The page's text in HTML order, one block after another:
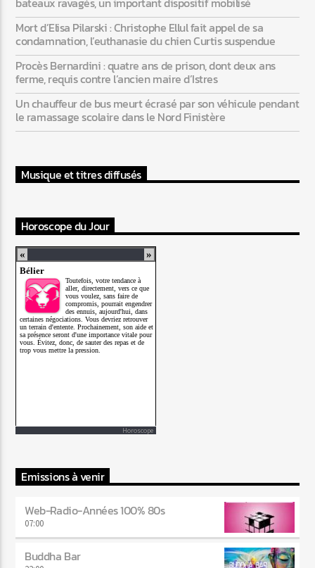
Mort d’Elisa Pilarski : Christophe Ellul fait appel de sa
condamnation, l’euthanasie du chien Curtis suspendue
Procès Bernardini : quatre ans de prison, dont deux ans
ferme, requis contre l’ancien maire d’Istres
Un chauffeur de bus meurt écrasé par son véhicule pendant
le ramassage scolaire dans le Nord Finistère
Musique et titres diffusés
Horoscope du Jour
Horoscope
Emissions à venir
Web-Radio-Années 100% 80s
07:00
Buddha Bar